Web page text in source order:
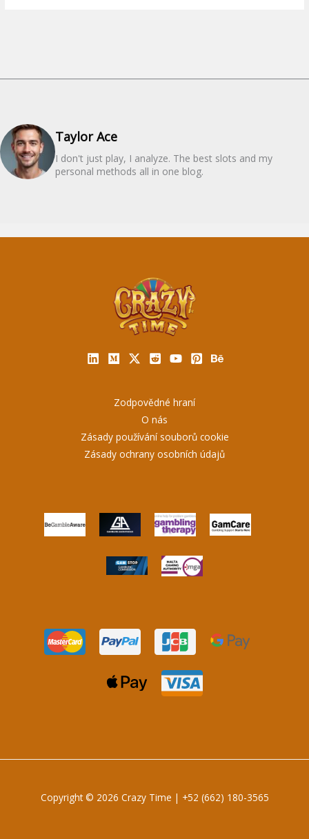
Taylor Ace
I don't just play, I analyze. The best slots and my
personal methods all in one blog.
Zodpovědné hraní
O nás
Zásady používání souborů cookie
Zásady ochrany osobních údajů
Copyright © 2026 Crazy Time | +52 (662) 180-3565